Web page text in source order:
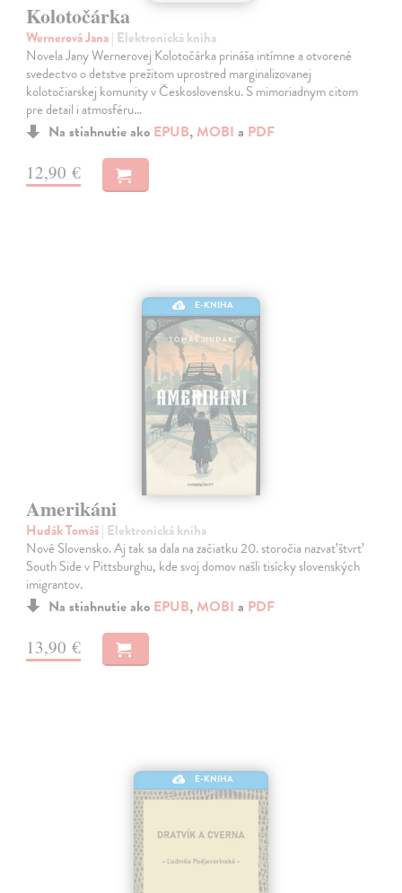
Kolotočárka
Wernerová Jana| Elektronická kniha
Novela Jany Wernerovej Kolotočárka prináša intímne a otvorené
svedectvo o detstve prežitom uprostred marginalizovanej
kolotočiarskej komunity v Československu. S mimoriadnym citom
pre detail i atmosféru…
Na stiahnutie ako EPUB, MOBI a PDF
12,90 €
E-KNIHA
Amerikáni
Hudák Tomáš| Elektronická kniha
Nové Slovensko. Aj tak sa dala na začiatku 20. storočia nazvať štvrť
South Side v Pittsburghu, kde svoj domov našli tisícky slovenských
imigrantov.
Na stiahnutie ako EPUB, MOBI a PDF
13,90 €
E-KNIHA